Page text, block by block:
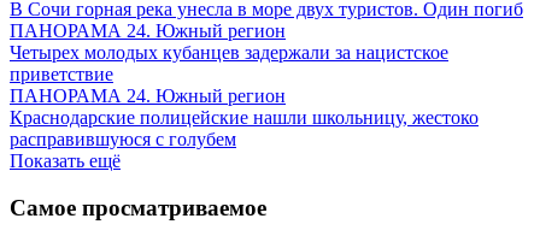
В Сочи горная река унесла в море двух туристов. Один погиб
ПАНОРАМА 24. Южный регион
Четырех молодых кубанцев задержали за нацистское
приветствие
ПАНОРАМА 24. Южный регион
Краснодарские полицейские нашли школьницу, жестоко
расправившуюся с голубем
Показать ещё
Самое просматриваемое